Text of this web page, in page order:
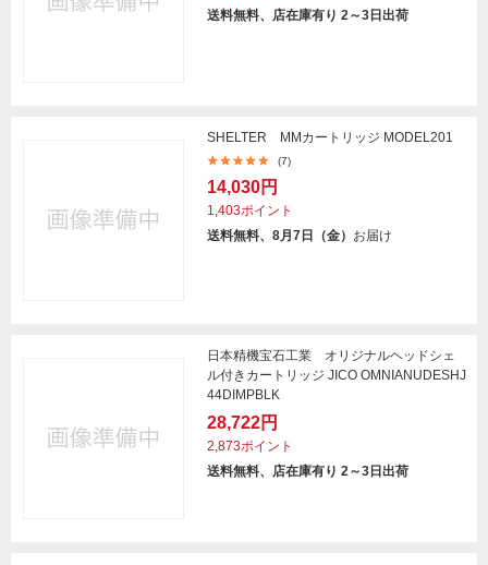
送料無料、店在庫有り 2～3日出荷
SHELTER MMカートリッジ MODEL201
(7)
14,030円
1,403ポイント
送料無料、8月7日（金） お届け
日本精機宝石工業 オリジナルヘッドシェ
ル付きカートリッジ JICO OMNIANUDESHJ
44DIMPBLK
28,722円
2,873ポイント
送料無料、店在庫有り 2～3日出荷